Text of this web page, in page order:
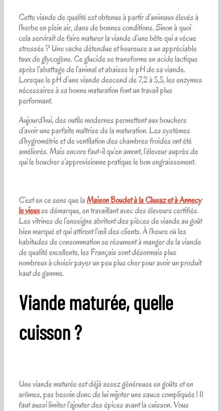
Cette viande de qualité est obtenue à partir d’animaux élevés à
l’herbe en plein air, dans de bonnes conditions. Sinon à quoi
cela servirait de faire maturer la viande d’une bête qui a vécue
stressée ? Une vache détendue et heureuse a un appréciable
taux de glycogène. Ce glucide se transforme en acide lactique
après l’abattage de l’animal et abaisse le pH de sa viande.
Lorsque le pH d’une viande descend de 7,2 à 5,5, les enzymes
nécessaires à sa bonne maturation font un travail plus
performant.
Aujourd’hui, des outils modernes permettent aux bouchers
d’avoir une parfaite maîtrise de la maturation. Les systèmes
d’hygrométrie et de ventilation des chambres froides ont été
améliorés. Mais encore faut-il qu’en amont, l’éleveur auprès de
qui le boucher s’approvisionne pratique le bon engraissement.
C’est en ce sens que laMaison Boudet à la Clusaz et à Annecy
le vieuxse démarque, en travaillant avec des éleveurs certifiés.
Les vitrines de l’enseigne abritent des pièces de viande au goût
bien marqué et qui attirent l’œil des clients. À l’heure où les
habitudes de consommation se résument à manger de la viande
de qualité excellente, les Français sont désormais plus
nombreux à choisir payer un peu plus cher pour avoir un produit
haut de gamme.
Viande maturée, quelle
cuisson ?
Une viande maturée est déjà assez généreuse en goûts et en
arômes, pas besoin donc de lui mijoter une sauce compliquée ! Il
faut aussi limiter l’ajouter des épices avant la cuisson. Vous